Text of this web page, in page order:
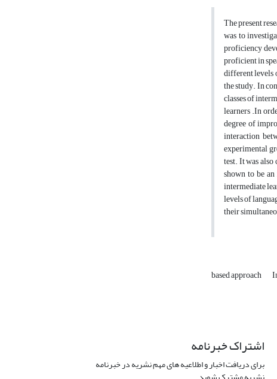
The present
was to
proficiency
proficient in
different levels
the study. In
classes of
learners .In
degree of
interaction
experimental
test. It was
shown to be
intermediate
levels of
their
based approach
اشتراک خبرنامه
برای دریافت اخبار و اطلاعیه های مهم نشریه در خبرنامه